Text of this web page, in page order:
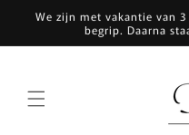
naar de
We zijn met vakantie van
begrip. Daarna